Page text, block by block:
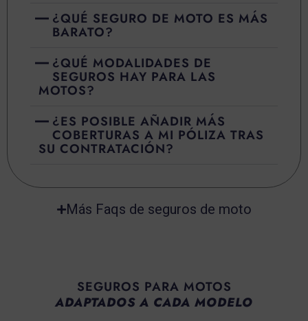
¿QUÉ SEGURO DE MOTO ES MÁS
BARATO?
¿QUÉ MODALIDADES DE
SEGUROS HAY PARA LAS
MOTOS?
¿ES POSIBLE AÑADIR MÁS
COBERTURAS A MI PÓLIZA TRAS
SU CONTRATACIÓN?
Más Faqs de seguros de moto
SEGUROS PARA MOTOS
ADAPTADOS A CADA MODELO